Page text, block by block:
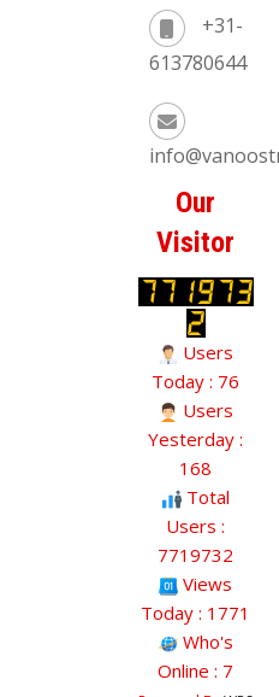
+31-
613780644
Our
Visitor
Users
Today : 76
Users
Yesterday :
168
Total
Users :
7719732
Views
Today : 1771
Who's
Online : 7